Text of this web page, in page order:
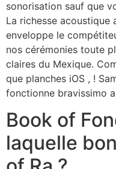
sonorisation sauf que
La richesse
enveloppe le
nos cérémonies toute
claires du Mexique.
que planches iOS , !
fonctionne bravissimo
Book of
laquelle